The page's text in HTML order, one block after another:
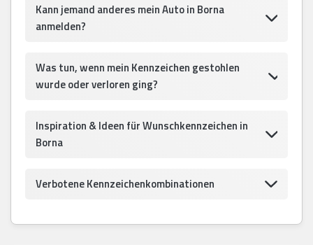
Kann jemand anderes mein Auto in Borna
anmelden?
Was tun, wenn mein Kennzeichen gestohlen
wurde oder verloren ging?
Inspiration & Ideen für Wunschkennzeichen in
Borna
Verbotene Kennzeichenkombinationen